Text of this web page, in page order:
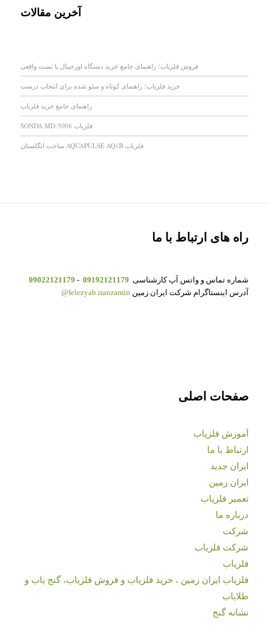
آخرین مقالات
فروش فلزیاب؛ راهنمای جامع خرید دستگاه اورجینال با تست واقعی
خرید فلزیاب؛ راهنمای کوتاه و سئو شده برای انتخاب درست
راهنمای جامع خرید فلزیاب
فلزیاب SONDA MD-5008
فلزیاب AQUAPULSE AQ1B ساخت انگلستان
راه های ارتباط با ما
شماره تماس و واتس آپ کارشناسی 09192121179
-
09022121179
آدرس اینستاگرام شرکت ایران زمین felezyab.iranzamin@
صفحات اصلی
آموزش فلزیاب
ارتباط با ما
ایران جدید
ایران زمین
تعمیر فلزیاب
درباره ما
شرکت
شرکت فلزیاب
فلزیاب
فلزیاب ایران زمین ، خرید فلزیاب و فروش فلزیاب، گنج یاب و
طلایاب
نشانه گنج